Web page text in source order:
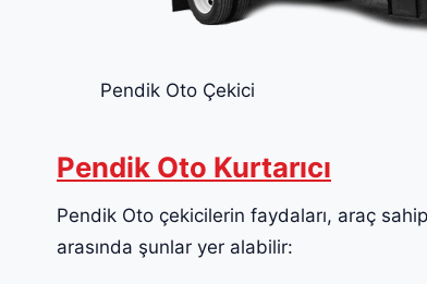
Pendik Oto Çekici
Pendik Oto Kurtarıcı
Pendik Oto çekicilerin faydaları, araç
arasında şunlar yer alabilir: